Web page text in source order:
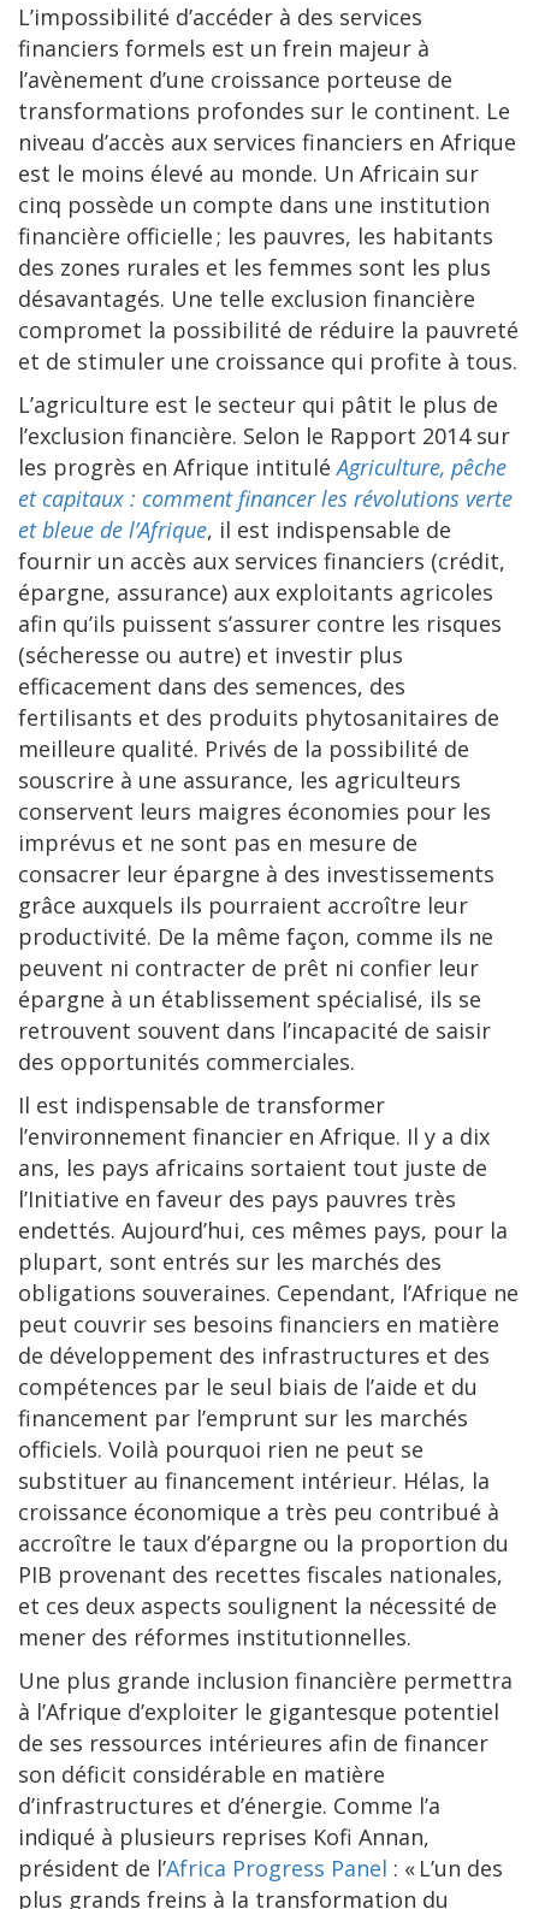
L’impossibilité d’accéder à des services
financiers formels est un frein majeur à
l’avènement d’une croissance porteuse de
transformations profondes sur le continent. Le
niveau d’accès aux services financiers en Afrique
est le moins élevé au monde. Un Africain sur
cinq possède un compte dans une institution
financière officielle ; les pauvres, les habitants
des zones rurales et les femmes sont les plus
désavantagés. Une telle exclusion financière
compromet la possibilité de réduire la pauvreté
et de stimuler une croissance qui profite à tous.
L’agriculture est le secteur qui pâtit le plus de
l’exclusion financière. Selon le Rapport 2014 sur
les progrès en Afrique intituléAgriculture, pêche
et capitaux : comment financer les révolutions verte
et bleue de l’Afrique, il est indispensable de
fournir un accès aux services financiers (crédit,
épargne, assurance) aux exploitants agricoles
afin qu’ils puissent s’assurer contre les risques
(sécheresse ou autre) et investir plus
efficacement dans des semences, des
fertilisants et des produits phytosanitaires de
meilleure qualité. Privés de la possibilité de
souscrire à une assurance, les agriculteurs
conservent leurs maigres économies pour les
imprévus et ne sont pas en mesure de
consacrer leur épargne à des investissements
grâce auxquels ils pourraient accroître leur
productivité. De la même façon, comme ils ne
peuvent ni contracter de prêt ni confier leur
épargne à un établissement spécialisé, ils se
retrouvent souvent dans l’incapacité de saisir
des opportunités commerciales.
Il est indispensable de transformer
l’environnement financier en Afrique. Il y a dix
ans, les pays africains sortaient tout juste de
l’Initiative en faveur des pays pauvres très
endettés. Aujourd’hui, ces mêmes pays, pour la
plupart, sont entrés sur les marchés des
obligations souveraines. Cependant, l’Afrique ne
peut couvrir ses besoins financiers en matière
de développement des infrastructures et des
compétences par le seul biais de l’aide et du
financement par l’emprunt sur les marchés
officiels. Voilà pourquoi rien ne peut se
substituer au financement intérieur. Hélas, la
croissance économique a très peu contribué à
accroître le taux d’épargne ou la proportion du
PIB provenant des recettes fiscales nationales,
et ces deux aspects soulignent la nécessité de
mener des réformes institutionnelles.
Une plus grande inclusion financière permettra
à l’Afrique d’exploiter le gigantesque potentiel
de ses ressources intérieures afin de financer
son déficit considérable en matière
d’infrastructures et d’énergie. Comme l’a
indiqué à plusieurs reprises Kofi Annan,
président de l’Africa Progress Panel : « L’un des
plus grands freins à la transformation du